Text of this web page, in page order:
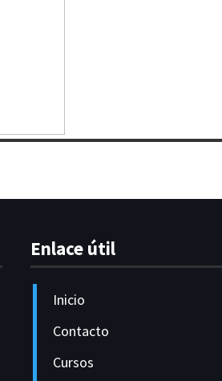
Enlace útil
Inicio
Contacto
Cursos